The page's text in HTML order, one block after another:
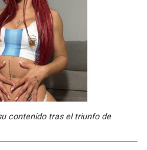
contenido tras el triunfo de